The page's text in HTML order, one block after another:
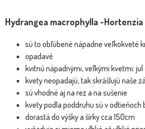
Hydrangea macrophylla -
sú to obľúbené nápadne veľkokveté
opadavé
kvitnú nápadnými, veľkými kvetmi: jul
kvety neopadajú, tak skrášlujú naše
sú vhodné aj na rez a na sušenie
kvety podla poddruhu sú v
dorastá do výšky a šírky cca 150cm